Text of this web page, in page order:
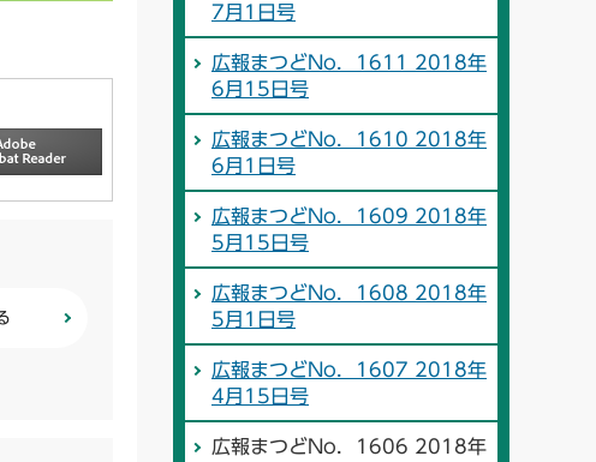
7月1日号
広報まつどNo．1611 2018年
6月15日号
広報まつどNo．1610 2018年
6月1日号
広報まつどNo．1609 2018年
5月15日号
広報まつどNo．1608 2018年
5月1日号
広報まつどNo．1607 2018年
4月15日号
広報まつどNo．1606 2018年